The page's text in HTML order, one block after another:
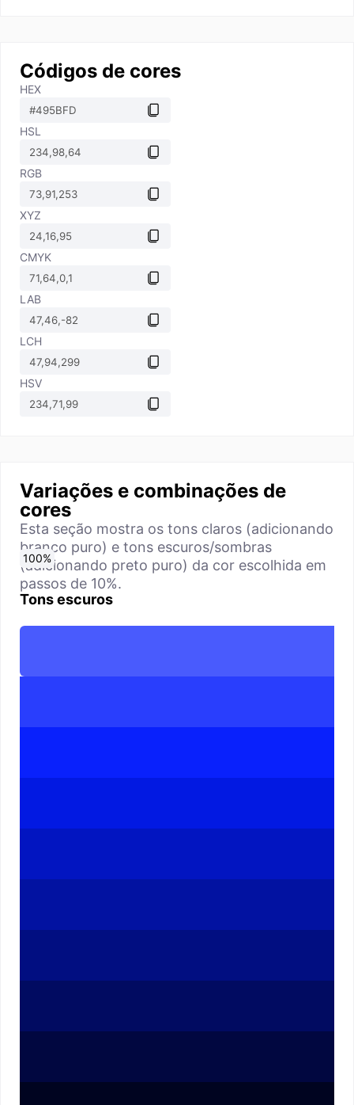
Códigos de cores
HEX
HSL
RGB
XYZ
CMYK
LAB
LCH
HSV
Variações e combinações de
cores
Esta seção mostra os tons claros (adicionando
branco puro) e tons escuros/sombras
(adicionando preto puro) da cor escolhida em
passos de 10%.
Tons escuros
0%
10%
20%
30%
40%
50%
60%
70%
80%
90%
100%